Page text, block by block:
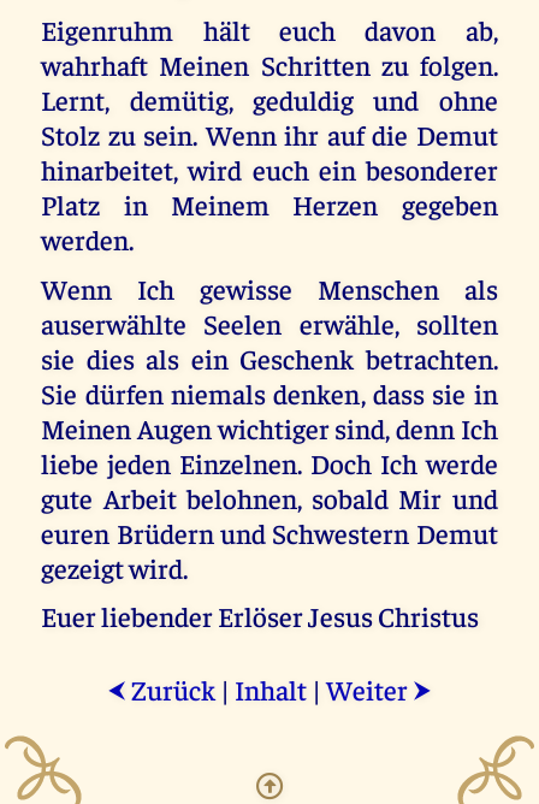
Eigenruhm hält euch davon ab,
wahrhaft Meinen Schritten zu folgen.
Lernt, demütig, geduldig und ohne
Stolz zu sein. Wenn ihr auf die Demut
hinarbeitet, wird euch ein besonderer
Platz in Meinem Herzen gegeben
werden.
Wenn Ich gewisse Menschen als
auserwählte Seelen erwähle, sollten
sie dies als ein Geschenk betrachten.
Sie dürfen niemals denken, dass sie in
Meinen Augen wichtiger sind, denn Ich
liebe jeden Einzelnen. Doch Ich werde
gute Arbeit belohnen, sobald Mir und
euren Brüdern und Schwestern Demut
gezeigt wird.
Euer liebender Erlöser Jesus Christus
⮜ Zurück | Inhalt |Weiter ⮞